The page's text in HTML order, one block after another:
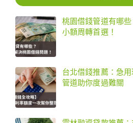
桃園借錢管道有哪
小額周轉首選！
台北借錢推薦：急
管道助你度過難關